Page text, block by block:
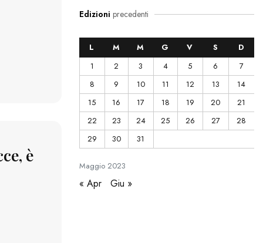
è
Edizioni precedenti
Maggio2023
L M M G V S
D
1
2 3 4 5 6
7
8
9 10 11 12 13
14
15
16 17 18 19 20
21
22
23 24 25 26 27
28
29
30 31
« Apr Giu »